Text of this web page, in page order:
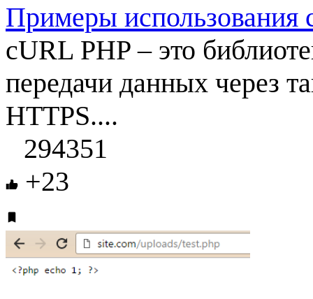
Примеры использования
cURL PHP – это
передачи данных через
HTTPS....
294351
+23